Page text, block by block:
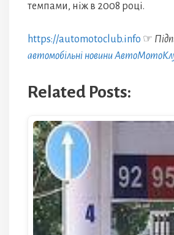
темпами, ніж в 2008 році.
https://automotoclub.info ☞
автомобільні новини
Related Posts: